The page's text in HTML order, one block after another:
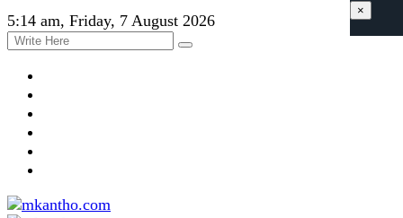
5:14 am, Friday, 7 August 2026
×